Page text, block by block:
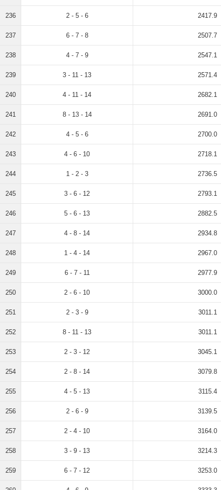
236 2 - 5 - 6 2417.9
237 6 - 7 - 8 2507.7
238 4 - 7 - 9 2547.1
239 3 - 11 - 13 2571.4
240 4 - 11 - 14 2682.1
241 8 - 13 - 14 2691.0
242 4 - 5 - 6 2700.0
243 4 - 6 - 10 2718.1
244 1 - 2 - 3 2736.5
245 3 - 6 - 12 2793.1
246 5 - 6 - 13 2882.5
247 4 - 8 - 14 2934.8
248 1 - 4 - 14 2967.0
249 6 - 7 - 11 2977.9
250 2 - 6 - 10 3000.0
251 2 - 3 - 9 3011.1
252 8 - 11 - 13 3011.1
253 2 - 3 - 12 3045.1
254 2 - 8 - 14 3079.8
255 4 - 5 - 13 3115.4
256 2 - 6 - 9 3139.5
257 2 - 4 - 10 3164.0
258 3 - 9 - 13 3214.3
259 6 - 7 - 12 3253.0